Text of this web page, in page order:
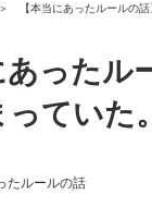
【本当にあったルールの
あった
ていた
たルールの話